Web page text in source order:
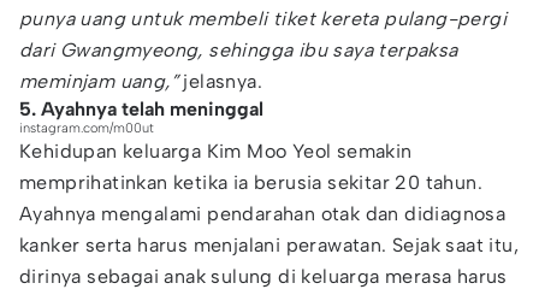
punya uang untuk membeli tiket kereta pulang-pergi
dari Gwangmyeong, sehingga ibu saya terpaksa
meminjam uang,”jelasnya.
5. Ayahnya telah meninggal
instagram.com/m00ut
Kehidupan keluarga Kim Moo Yeol semakin
memprihatinkan ketika ia berusia sekitar 20 tahun.
Ayahnya mengalami pendarahan otak dan didiagnosa
kanker serta harus menjalani perawatan. Sejak saat itu,
dirinya sebagai anak sulung di keluarga merasa harus